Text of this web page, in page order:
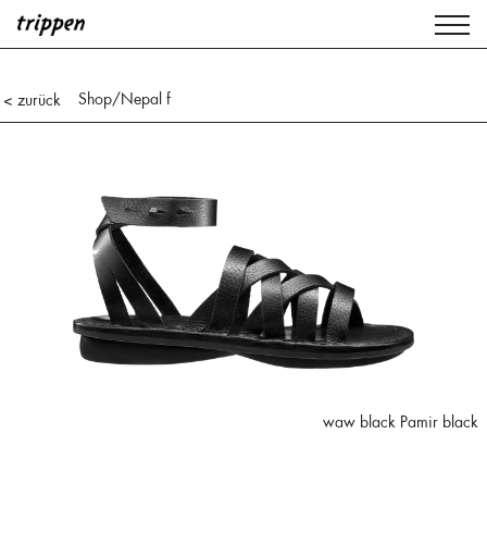
< zurück Shop/Nepal f
waw black Pamir black